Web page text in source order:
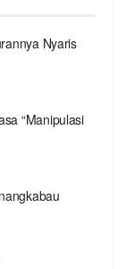
Nyaris
“Manipulasi